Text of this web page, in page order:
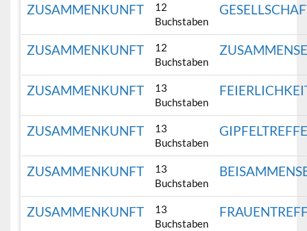
ZUSAMMENKUNFT
12
Buchstaben
ZUSAMMENKUNFT
12
Buchstaben
ZUSAMMENKUNFT
13
Buchstaben
ZUSAMMENKUNFT
13
Buchstaben
ZUSAMMENKUNFT
13
Buchstaben
ZUSAMMENKUNFT
13
Buchstaben